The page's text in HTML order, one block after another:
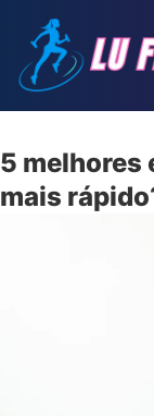
5 melhores
mais